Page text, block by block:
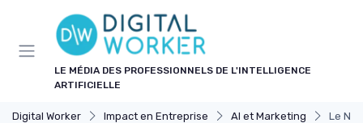
LE MÉDIA DES PROFESSIONNELS DE L'INTELLIGENCE
ARTIFICIELLE
Digital Worker Impact en Entreprise AI et Marketing Le